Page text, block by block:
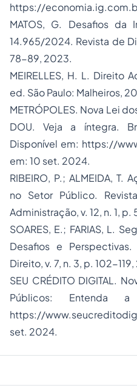
https://
MATOS, G. Desafios da
14.965/2024. Revista de
78-89, 2023.
MEIRELLES, H. L. Direito
ed. São Paulo: Malheiros,
METRÓPOLES. Nova Lei
DOU. Veja a íntegra.
Disponível em: https://
em: 10 set. 2024.
RIBEIRO, P.; ALMEIDA, T.
no Setor Público.
Administração, v. 12, n. 1,
SOARES, E.; FARIAS, L.
Desafios e Perspectivas.
Direito, v. 7, n. 3, p. 102-
SEU CRÉDITO DIGITAL.
Públicos: Entenda
https://
set. 2024.